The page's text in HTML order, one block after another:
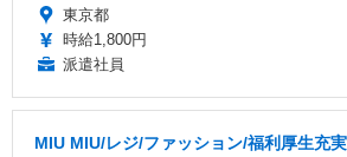
東京都
時給1,800円
派遣社員
MIU MIU/レジ/ファッション/福利厚生充実